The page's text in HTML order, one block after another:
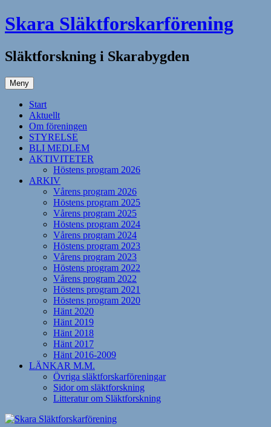
Hoppa
till
Skara Släktforskarförening
Släktforskning i Skarabygden
Meny
Start
Aktuellt
Om föreningen
STYRELSE
BLI MEDLEM
AKTIVITETER
Höstens program 2026
ARKIV
Vårens program 2026
Höstens program 2025
Vårens program 2025
Höstens program 2024
Vårens program 2024
Höstens program 2023
Vårens program 2023
Höstens program 2022
Vårens program 2022
Höstens program 2021
Höstens program 2020
Hänt 2020
Hänt 2019
Hänt 2018
Hänt 2017
Hänt 2016-2009
LÄNKAR M.M.
Övriga släktforskarföreningar
Sidor om släktforskning
Litteratur om Släktforskning